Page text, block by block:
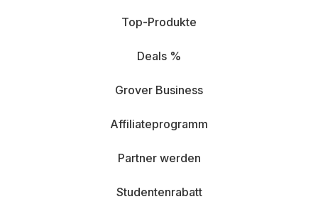
Top-Produkte
Deals %
Grover Business
Affiliateprogramm
Partner werden
Studentenrabatt